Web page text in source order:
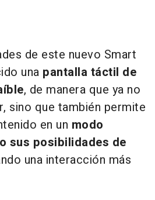
de este nuevo Smart
una pantalla táctil de
, de manera que ya no
sino que también permite
en un modo
sus posibilidades de
una interacción más